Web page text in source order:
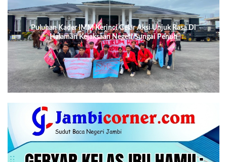
Puluhan Kader IMM Kerinci Gelar Aksi Unjuk Rasa Di
Halaman Kejaksaan Negeri Sungai Penuh